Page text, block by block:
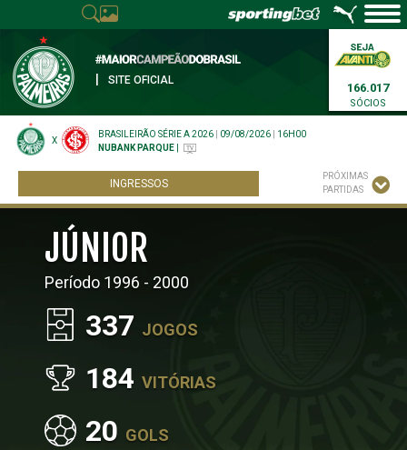
SITE OFICIAL
166.017
SÓCIOS
X
BRASILEIRÃO SÉRIE A 2026 09/08/2026
16H00
NUBANK PARQUE
INGRESSOS
PRÓXIMAS
PARTIDAS
JÚNIOR
Período 1996 - 2000
337 JOGOS
184VITÓRIAS
20 GOLS